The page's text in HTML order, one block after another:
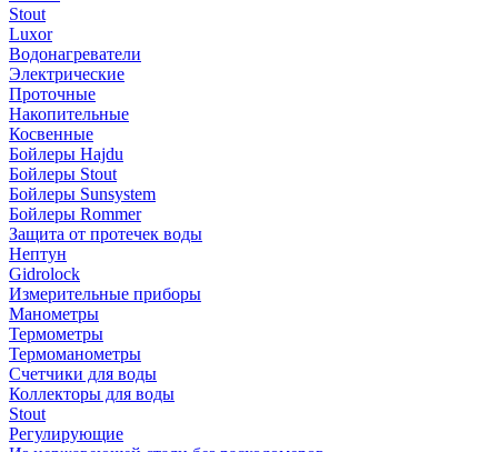
Stout
Luxor
Водонагреватели
Электрические
Проточные
Накопительные
Косвенные
Бойлеры Hajdu
Бойлеры Stout
Бойлеры Sunsystem
Бойлеры Rommer
Защита от протечек воды
Нептун
Gidrolock
Измерительные приборы
Манометры
Термометры
Термоманометры
Счетчики для воды
Коллекторы для воды
Stout
Регулирующие